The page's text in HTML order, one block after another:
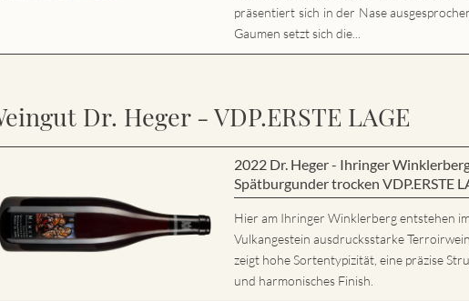
präsentiert sich in der Nase
Gaumen setzt sich die...
Dr. Heger - VDP.ERSTE LAGE
2022 Dr. Heger - Ihringer
Spätburgunder trocken VDP.ERSTE
Hier am Ihringer Winklerberg entstehen
Vulkangestein ausdrucksstarke
zeigt hohe Sortentypizität, eine präzise
und harmonisches Finish.